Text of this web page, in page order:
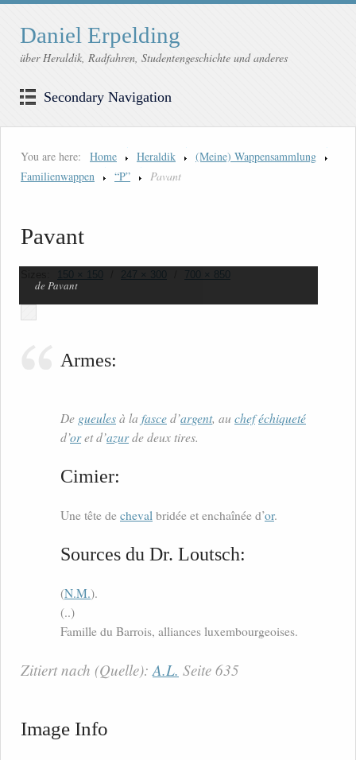
Daniel Erpelding
über Heraldik, Radfahren, Studentengeschichte und anderes
Secondary Navigation
You are here: Home Heraldik
(Meine) Wappensammlung
Familienwappen
“P” Pavant
Pavant
150 × 150 247 × 300 700 × 850
de Pavant
Armes:
De gueulesà la fasced’argent, au cheféchiqueté
d’oret d’azurde deux tires.
Cimier:
Une tête de cheval bridée et enchaînée d’or.
Sources du Dr. Loutsch:
(N.M.).
(..)
Famille du Barrois, alliances luxembourgeoises.
Zitiert nach (Quelle):A.L. Seite 635
Image Info